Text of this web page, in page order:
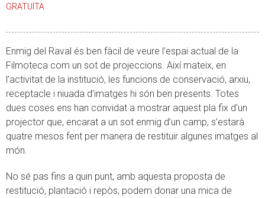
GRATUÏTA
Enmig del Raval és ben fàcil de veure l’espai actual de la
Filmoteca com un sot de projeccions. Així mateix, en
l’activitat de la institució, les funcions de conservació, arxiu,
receptacle i niuada d’imatges hi són ben presents. Totes
dues coses ens han convidat a mostrar aquest pla fix d’un
projector que, encarat a un sot enmig d’un camp, s’estarà
quatre mesos fent per manera de restituir algunes imatges al
món.
No sé pas fins a quin punt, amb aquesta proposta de
restitució, plantació i repòs, podem donar una mica de